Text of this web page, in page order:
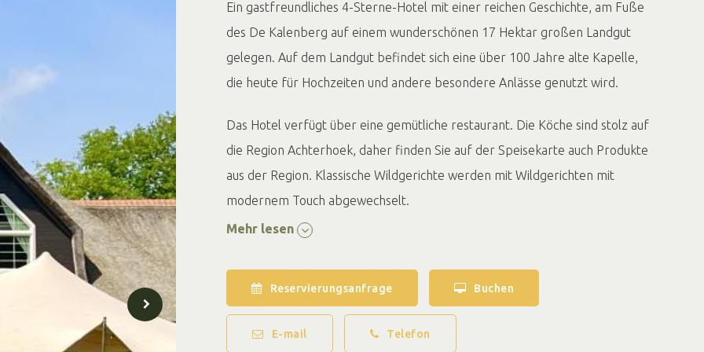
Ein gastfreundliches 4-Sterne-Hotel mit einer reichen Geschichte, am Fuße
des De Kalenberg auf einem wunderschönen 17 Hektar großen Landgut
gelegen. Auf dem Landgut befindet sich eine über 100 Jahre alte Kapelle,
die heute für Hochzeiten und andere besondere Anlässe genutzt wird.
Das Hotel verfügt über eine gemütliche restaurant. Die Köche sind stolz auf
die Region Achterhoek, daher finden Sie auf der Speisekarte auch Produkte
aus der Region. Klassische Wildgerichte werden mit Wildgerichten mit
modernem Touch abgewechselt.
Mehr lesen
Reservierungsanfrage Buchen
E-mail Telefon